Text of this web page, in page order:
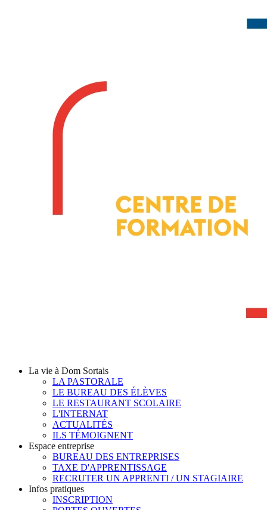
La vie à Dom Sortais
LA PASTORALE
LE BUREAU DES ÉLÈVES
LE RESTAURANT SCOLAIRE
L'INTERNAT
ACTUALITÉS
ILS TÉMOIGNENT
Espace entreprise
BUREAU DES ENTREPRISES
TAXE D'APPRENTISSAGE
RECRUTER UN APPRENTI / UN STAGIAIRE
Infos pratiques
INSCRIPTION